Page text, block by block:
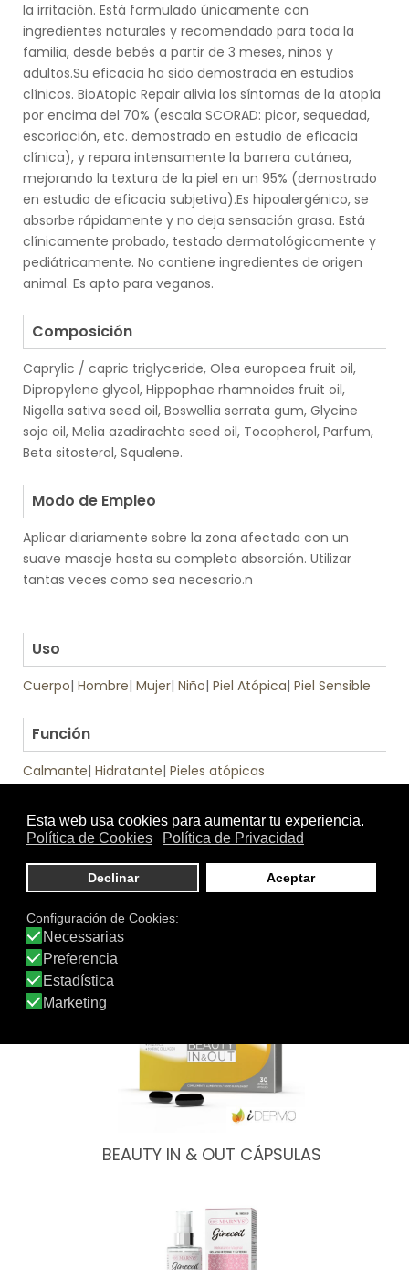
la irritación. Está formulado únicamente con
ingredientes naturales y recomendado para toda la
familia, desde bebés a partir de 3 meses, niños y
adultos.Su eficacia ha sido demostrada en estudios
clínicos. BioAtopic Repair alivia los síntomas de la atopía
por encima del 70% (escala SCORAD: picor, sequedad,
escoriación, etc. demostrado en estudio de eficacia
clínica), y repara intensamente la barrera cutánea,
mejorando la textura de la piel en un 95% (demostrado
en estudio de eficacia subjetiva).Es hipoalergénico, se
absorbe rápidamente y no deja sensación grasa. Está
clínicamente probado, testado dermatológicamente y
pediátricamente. No contiene ingredientes de origen
animal. Es apto para veganos.
Composición
Caprylic / capric triglyceride, Olea europaea fruit oil,
Dipropylene glycol, Hippophae rhamnoides fruit oil,
Nigella sativa seed oil, Boswellia serrata gum, Glycine
soja oil, Melia azadirachta seed oil, Tocopherol, Parfum,
Beta sitosterol, Squalene.
Modo de Empleo
Aplicar diariamente sobre la zona afectada con un
suave masaje hasta su completa absorción. Utilizar
tantas veces como sea necesario.n
Uso
Cuerpo| Hombre| Mujer| Niño| Piel Atópica| Piel Sensible
Función
Calmante| Hidratante| Pieles atópicas
Tratamiento
de:
Otros productos de MARNYS®
BEAUTY IN & OUT CÁPSULAS